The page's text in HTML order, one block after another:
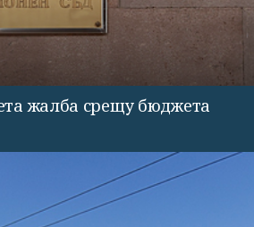
жалба срещу бюджета